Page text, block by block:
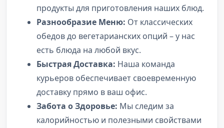
продукты для приготовления наших блюд.
Разнообразие Меню: От классических
обедов до вегетарианских опций – у нас
есть блюда на любой вкус.
Быстрая Доставка: Наша команда
курьеров обеспечивает своевременную
доставку прямо в ваш офис.
Забота о Здоровье: Мы следим за
калорийностью и полезными свойствами